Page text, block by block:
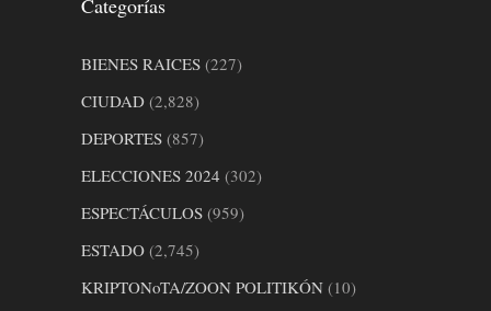
BIENES RAICES(227)
CIUDAD(2,828)
DEPORTES(857)
ELECCIONES 2024 (302)
ESPECTÁCULOS(959)
ESTADO(2,745)
KRIPTONoTA/ZOON POLITIKÓN(10)